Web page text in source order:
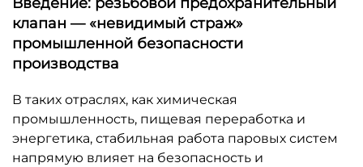
клапан — «невидимый страж»
промышленной безопасности
производства
В таких отраслях, как химическая
промышленность, пищевая переработка и
энергетика, стабильная работа паровых систем
напрямую влияет на безопасность и